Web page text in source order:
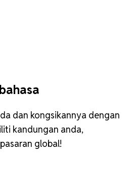
dan kongsikannya dengan
kandungan anda,
global!